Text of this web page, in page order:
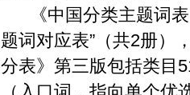
《中国分类主题词表
题词对应表”（共2册）
分表》第三版包括类目